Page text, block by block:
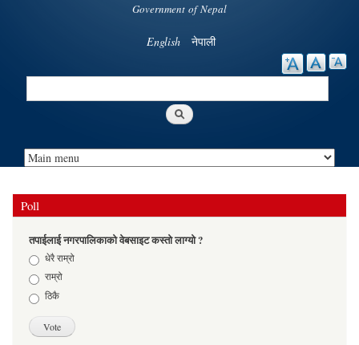
Government of Nepal
English नेपाली
Search
Poll
तपाईलाई नगरपालिकाको वेबसाइट कस्तो लाग्यो ?
Choicesधेरै राम्रो
राम्रो
ठिकै